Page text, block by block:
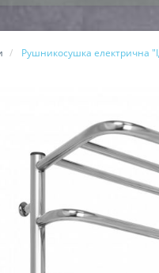
Рушникосушка електрична